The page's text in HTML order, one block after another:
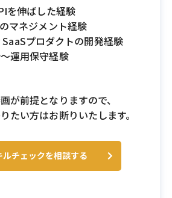
を伸ばした経験
マネジメント経験
プロダクトの開発経験
運用保守経験
が前提となりますので、
たい方はお断りいたします。
ルチェックを相談する